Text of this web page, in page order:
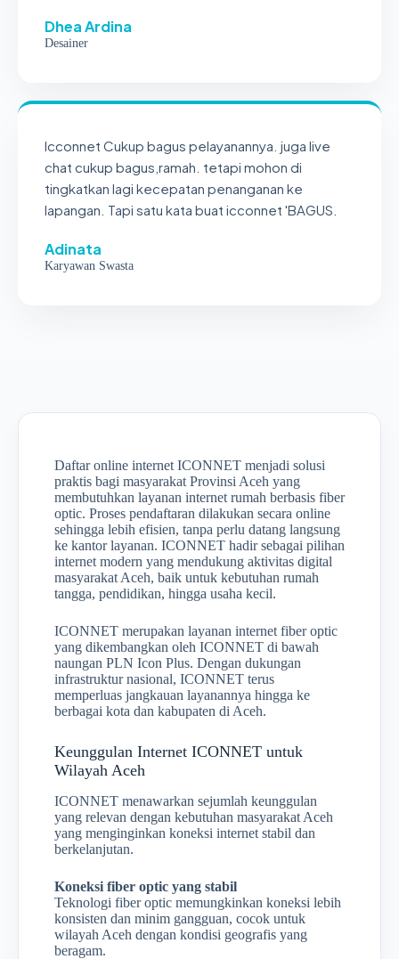
Dhea Ardina
Desainer
Icconnet Cukup bagus pelayanannya. juga live
chat cukup bagus,ramah. tetapi mohon di
tingkatkan lagi kecepatan penanganan ke
lapangan. Tapi satu kata buat icconnet 'BAGUS.
Adinata
Karyawan Swasta
Daftar online internet ICONNET menjadi solusi
praktis bagi masyarakat Provinsi Aceh yang
membutuhkan layanan internet rumah berbasis fiber
optic. Proses pendaftaran dilakukan secara online
sehingga lebih efisien, tanpa perlu datang langsung
ke kantor layanan. ICONNET hadir sebagai pilihan
internet modern yang mendukung aktivitas digital
masyarakat Aceh, baik untuk kebutuhan rumah
tangga, pendidikan, hingga usaha kecil.
ICONNET merupakan layanan internet fiber optic
yang dikembangkan oleh ICONNET di bawah
naungan PLN Icon Plus. Dengan dukungan
infrastruktur nasional, ICONNET terus
memperluas jangkauan layanannya hingga ke
berbagai kota dan kabupaten di Aceh.
Keunggulan Internet ICONNET untuk
Wilayah Aceh
ICONNET menawarkan sejumlah keunggulan
yang relevan dengan kebutuhan masyarakat Aceh
yang menginginkan koneksi internet stabil dan
berkelanjutan.
Koneksi fiber optic yang stabil
Teknologi fiber optic memungkinkan koneksi lebih
konsisten dan minim gangguan, cocok untuk
wilayah Aceh dengan kondisi geografis yang
beragam.